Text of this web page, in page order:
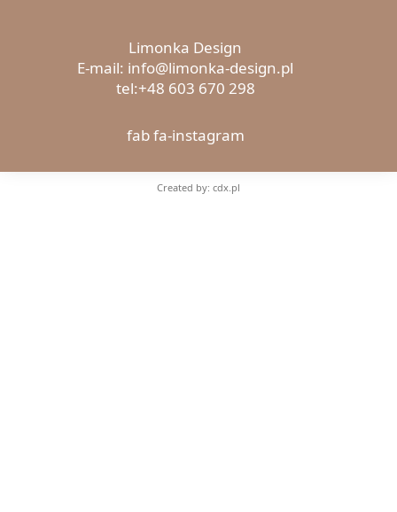
Limonka Design
E-mail: info@limonka-design.pl
tel:+48 603 670 298
fab fa-instagram
Created by: cdx.pl